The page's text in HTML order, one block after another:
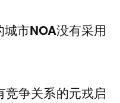
市NOA没有采用
争关系的元戎启